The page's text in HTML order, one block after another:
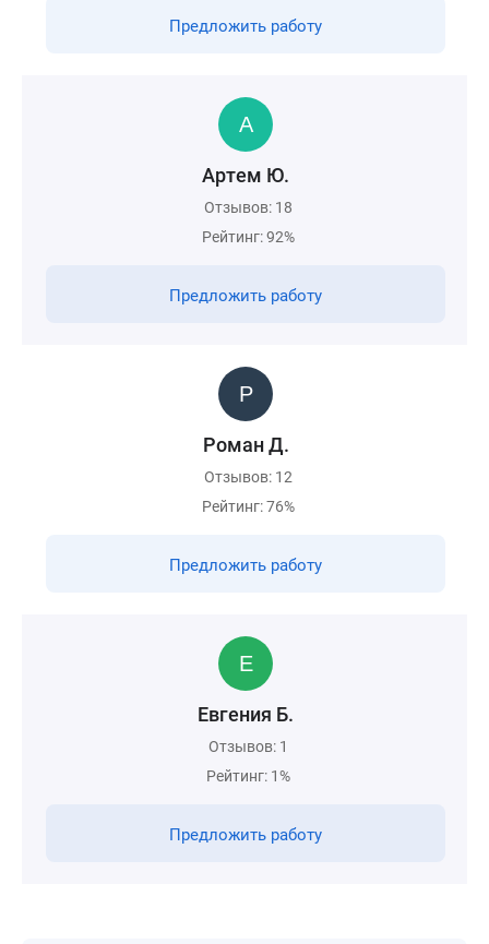
Предложить работу
Артем Ю.
Отзывов: 18
Рейтинг: 92%
Предложить работу
Роман Д.
Отзывов: 12
Рейтинг: 76%
Предложить работу
Евгения Б.
Отзывов: 1
Рейтинг: 1%
Предложить работу